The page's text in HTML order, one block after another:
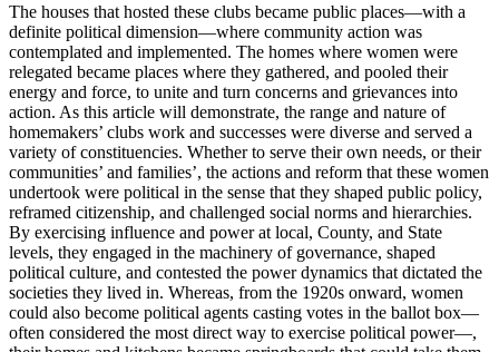
The houses that hosted these clubs became public places—with a
definite political dimension—where community action was
contemplated and implemented. The homes where women were
relegated became places where they gathered, and pooled their
energy and force, to unite and turn concerns and grievances into
action. As this article will demonstrate, the range and nature of
homemakers’ clubs work and successes were diverse and served a
variety of constituencies. Whether to serve their own needs, or their
communities’ and families’, the actions and reform that these women
undertook were political in the sense that they shaped public policy,
reframed citizenship, and challenged social norms and hierarchies.
By exercising influence and power at local, County, and State
levels, they engaged in the machinery of governance, shaped
political culture, and contested the power dynamics that dictated the
societies they lived in. Whereas, from the 1920s onward, women
could also become political agents casting votes in the ballot box—
often considered the most direct way to exercise political power—,